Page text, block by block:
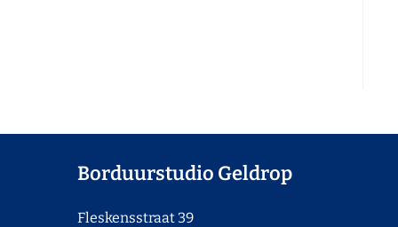
Borduurstudio Geldrop
Fleskensstraat 39